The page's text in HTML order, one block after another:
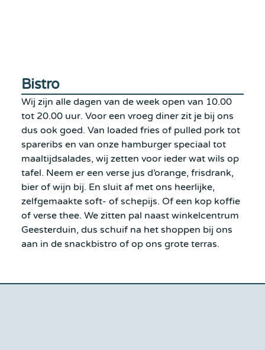
Bistro
Wij zijn alle dagen van de week open van 10.00
tot 20.00 uur. Voor een vroeg diner zit je bij ons
dus ook goed. Van loaded fries of pulled pork tot
spareribs en van onze hamburger speciaal tot
maaltijdsalades, wij zetten voor ieder wat wils op
tafel. Neem er een verse jus d’orange, frisdrank,
bier of wijn bij. En sluit af met ons heerlijke,
zelfgemaakte soft- of schepijs. Of een kop koffie
of verse thee. We zitten pal naast winkelcentrum
Geesterduin, dus schuif na het shoppen bij ons
aan in de snackbistro of op ons grote terras.